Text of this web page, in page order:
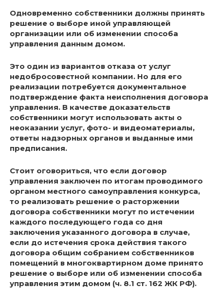
Одновременно собственники должны принять
решение о выборе иной управляющей
организации или об изменении способа
управления данным домом.
Это один из вариантов отказа от услуг
недобросовестной компании. Но для его
реализации потребуется документальное
подтверждение факта неисполнения договора
управления. В качестве доказательств
собственники могут использовать акты о
неоказании услуг, фото- и видеоматериалы,
ответы надзорных органов и выданные ими
предписания.
Стоит оговориться, что если договор
управления заключен по итогам проводимого
органом местного самоуправления конкурса,
то реализовать решение о расторжении
договора собственники могут по истечении
каждого последующего года со дня
заключения указанного договора в случае,
если до истечения срока действия такого
договора общим собранием собственников
помещений в многоквартирном доме принято
решение о выборе или об изменении способа
управления этим домом (ч. 8.1 ст. 162 ЖК РФ).